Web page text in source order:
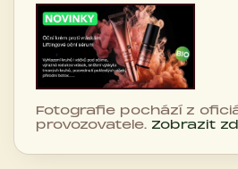
Fotografie pochází z
provozovatele. Zobrazit